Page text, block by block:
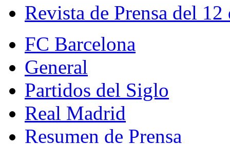
Revista de Prensa del
FC Barcelona
General
Partidos del Siglo
Real Madrid
Resumen de Prensa